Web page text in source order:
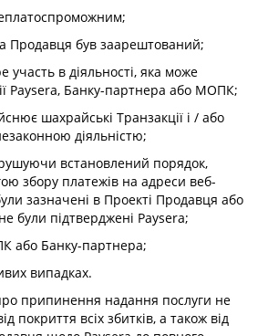
Продавця був заарештований;
участь в діяльності, яка може
Paysera, Банку-партнера або МОПК;
шахрайські Транзакції і / або
діяльністю;
встановлений порядок,
збору платежів на адреси веб-
зазначені в Проекті Продавця або
були підтверджені Paysera;
або Банку-партнера;
випадках.
припинення надання послуги не
покриття всіх збитків, а також від